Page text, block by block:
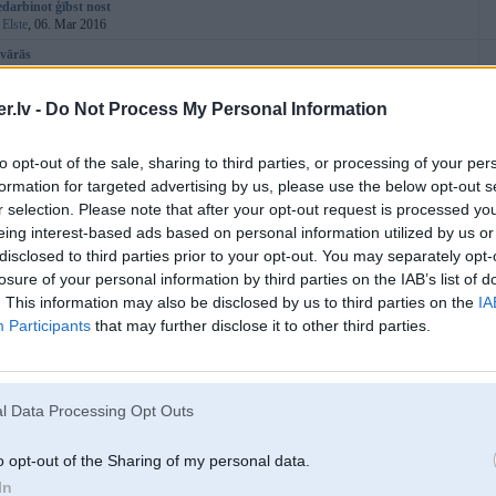
- Do Not Process My Personal Information
opt-out of the sale, sharing to third parties, or processing of your
for targeted advertising by us, please use the below opt-out
selection. Please note that after your opt-out request is processed
interest-based ads based on personal information utilized by us
to third parties prior to your opt-out. You may separately
of your personal information by third parties on the IAB’s list of
This information may also be disclosed by us to third parties on the
Participants that may further disclose it to other third parties.
Data Processing Opt Outs
opt-out of the Sharing of my personal data.
ģībst nost
Elste, 06. Mar 2016
martinzzzz, 28. Feb 2016
vader salonas
efkagee , 25. Feb 2016
skunkss, 05. Dec 2011
bmwciekurkalns, 08. Feb 2016
lauris92, 07. Feb 2016
trūkst jaudas
lauris92, 01. Feb 2016
ar klokenes sensoru
edgars1509, 11. Jan 2016
robis1133 , 05. Jan 2016
starteris